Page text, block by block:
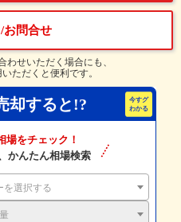
お問合せ
せいただく場合にも、
ただくと便利です。
却すると!?
場をチェック！
かんたん相場検索
を選択する